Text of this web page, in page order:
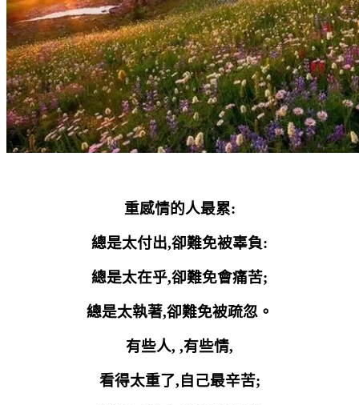
重感情的人最累:
總是太付出,卻難免被辜負:
總是太在乎,卻難免會痛苦;
總是太執著,卻難免被疏忽。
有些人, ,有些情,
看得太重了,自己最辛苦;